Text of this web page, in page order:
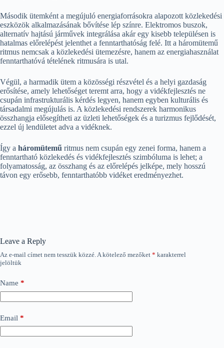
Második ütemként a megújuló energiaforrásokra alapozott közlekedési
eszközök alkalmazásának bővítése lép színre. Elektromos buszok,
alternatív hajtású járművek integrálása akár egy kisebb településen is
hatalmas előrelépést jelenthet a fenntarthatóság felé. Itt a háromütemű
ritmus nemcsak a közlekedési ütemezésre, hanem az energiahasználat
fenntarthatóvá tételének ritmusára is utal.
Végül, a harmadik ütem a közösségi részvétel és a helyi gazdaság
erősítése, amely lehetőséget teremt arra, hogy a vidékfejlesztés ne
csupán infrastrukturális kérdés legyen, hanem egyben kulturális és
társadalmi megújulás is. A közlekedési rendszerek harmonikus
összhangja elősegítheti az üzleti lehetőségek és a turizmus fejlődését,
ezzel új lendületet adva a vidéknek.
Így a háromütemű ritmus nem csupán egy zenei forma, hanem a
fenntartható közlekedés és vidékfejlesztés szimbóluma is lehet; a
folyamatosság, az összhang és az előrelépés jelképe, mely hosszú
távon egy erősebb, fenntarthatóbb vidéket eredményezhet.
Leave a Reply
Az e-mail címet nem tesszük közzé.A kötelező mezőket * karakterrel
jelöltük
Name *
Email *